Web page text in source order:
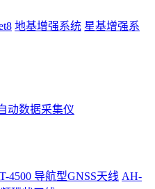
地基增强系统 星基增强系
动数据采集仪
4500 导航型GNSS天线 AH-